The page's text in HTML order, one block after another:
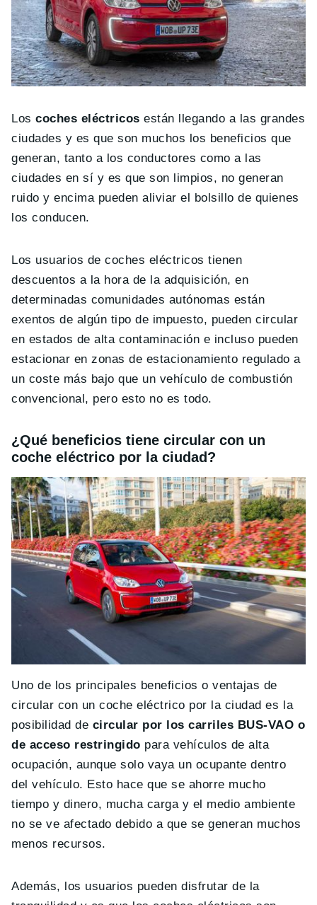
Loscoches eléctricos están llegando a las grandes
ciudades y es que son muchos los beneficios que
generan, tanto a los conductores como a las
ciudades en sí y es que son limpios, no generan
ruido y encima pueden aliviar el bolsillo de quienes
los conducen.
Los usuarios de coches eléctricos tienen
descuentos a la hora de la adquisición, en
determinadas comunidades autónomas están
exentos de algún tipo de impuesto, pueden circular
en estados de alta contaminación e incluso pueden
estacionar en zonas de estacionamiento regulado a
un coste más bajo que un vehículo de combustión
convencional, pero esto no es todo.
¿Qué beneficios tiene circular con un
coche eléctrico por la ciudad?
Uno de los principales beneficios o ventajas de
circular con un coche eléctrico por la ciudad es la
posibilidad de circular por los carriles BUS-VAO o
de acceso restringido para vehículos de alta
ocupación, aunque solo vaya un ocupante dentro
del vehículo. Esto hace que se ahorre mucho
tiempo y dinero, mucha carga y el medio ambiente
no se ve afectado debido a que se generan muchos
menos recursos.
Además, los usuarios pueden disfrutar de la